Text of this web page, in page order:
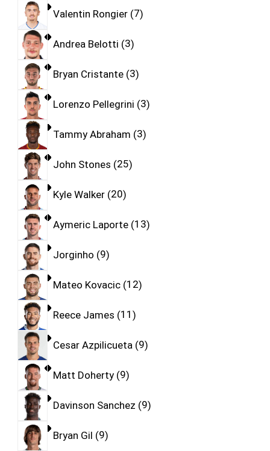
Valentin Rongier 7
Andrea Belotti 3
Bryan Cristante 3
Lorenzo Pellegrini 3
Tammy Abraham 3
John Stones 25
Kyle Walker 20
Aymeric Laporte 13
Jorginho 9
Mateo Kovacic 12
Reece James 11
Cesar Azpilicueta 9
Matt Doherty 9
Davinson Sanchez 9
Bryan Gil 9